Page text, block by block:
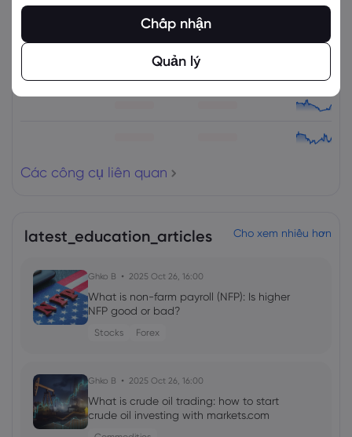
Bán
Các công cụ liên quan
latest_education_articles Cho xem nhiều hơn
Ghko B 2025 Oct 26, 16:00
What is non-farm payroll (NFP): Is higher
NFP good or bad?
Stocks Forex
Ghko B 2025 Oct 26, 16:00
What is crude oil trading: how to start
crude oil investing with markets.com
Chấp nhận
Quản lý